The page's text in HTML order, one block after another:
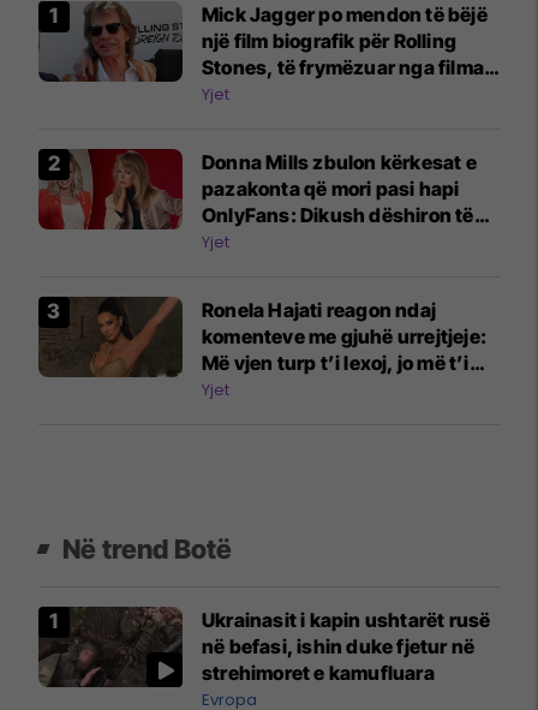
Mick Jagger po mendon të bëjë
një film biografik për Rolling
Stones, të frymëzuar nga filmat
e Beatles
Yjet
Donna Mills zbulon kërkesat e
pazakonta që mori pasi hapi
OnlyFans: Dikush dëshiron të
më shohë duke shtypur rrush
Yjet
Ronela Hajati reagon ndaj
komenteve me gjuhë urrejtjeje:
Më vjen turp t’i lexoj, jo më t’i
shkruaj
Yjet
Në trend Botë
Ukrainasit i kapin ushtarët rusë
në befasi, ishin duke fjetur në
strehimoret e kamufluara
Evropa